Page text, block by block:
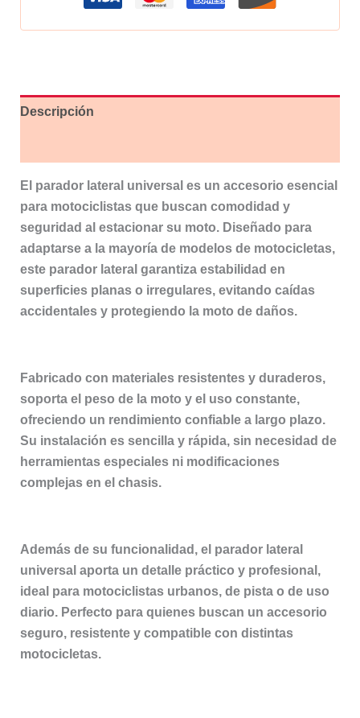
Descripción
El parador lateral universal es un accesorio esencial
para motociclistas que buscan comodidad y
seguridad al estacionar su moto. Diseñado para
adaptarse a la mayoría de modelos de motocicletas,
este parador lateral garantiza estabilidad en
superficies planas o irregulares, evitando caídas
accidentales y protegiendo la moto de daños.
Fabricado con materiales resistentes y duraderos,
soporta el peso de la moto y el uso constante,
ofreciendo un rendimiento confiable a largo plazo.
Su instalación es sencilla y rápida, sin necesidad de
herramientas especiales ni modificaciones
complejas en el chasis.
Además de su funcionalidad, el parador lateral
universal aporta un detalle práctico y profesional,
ideal para motociclistas urbanos, de pista o de uso
diario. Perfecto para quienes buscan un accesorio
seguro, resistente y compatible con distintas
motocicletas.